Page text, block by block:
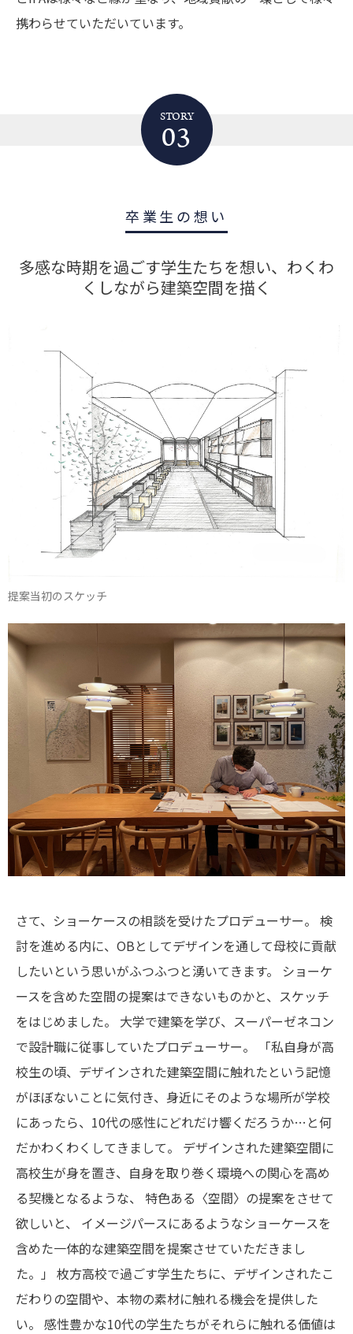
携わらせていただいています。
STORY
03
卒業生の想い
多感な時期を過ごす学生たちを想い、わくわ
くしながら建築空間を描く
提案当初のスケッチ
さて、ショーケースの相談を受けたプロデューサー。 検
討を進める内に、OBとしてデザインを通して母校に貢献
したいという思いがふつふつと湧いてきます。
ショーケ
ースを含めた空間の提案はできないものかと、スケッチ
をはじめました。
大学で建築を学び、スーパーゼネコン
で設計職に従事していたプロデューサー。
「私自身が高
校生の頃、デザインされた建築空間に触れたという記憶
がほぼないことに気付き、身近にそのような場所が学校
にあったら、10代の感性にどれだけ響くだろうか…と何
だかわくわくしてきまして。
デザインされた建築空間に
高校生が身を置き、自身を取り巻く環境への関心を高め
る契機となるような、
特色ある〈空間〉の提案をさせて
欲しいと、
イメージパースにあるようなショーケースを
含めた一体的な建築空間を提案させていただきまし
た。」 枚方高校で過ごす学生たちに、デザインされたこ
だわりの空間や、本物の素材に触れる機会を提供した
い。 感性豊かな10代の学生たちがそれらに触れる価値は